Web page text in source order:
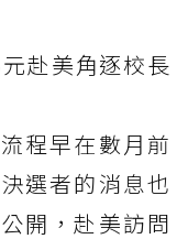
赴美角逐校長
程早在數月前
選者的消息也
開，赴美訪問